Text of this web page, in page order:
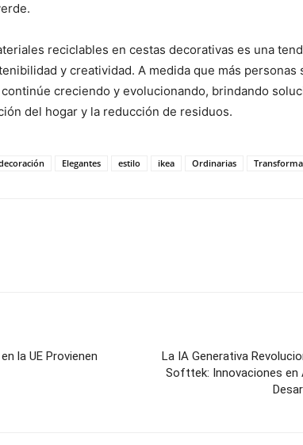
reciclables en cestas decorativas es una
y creatividad. A medida que más personas
creciendo y evolucionando, brindando
del hogar y la reducción de residuos.
Elegantes estilo ikea Ordinarias Transforma
la UE Provienen
La IA Generativa
Softtek: Innovaciones en